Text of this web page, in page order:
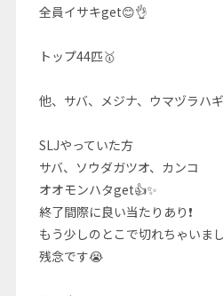
全員イサキget😊👌
トップ44匹🥇
他、サバ、メジナ、ウマヅラハギ
SLJやっていた方
サバ、ソウダガツオ、カンコ
オオモンハタget👍✨
終了間際に良い当たりあり❗
もう少しのとこで切れちゃいま
残念です😭